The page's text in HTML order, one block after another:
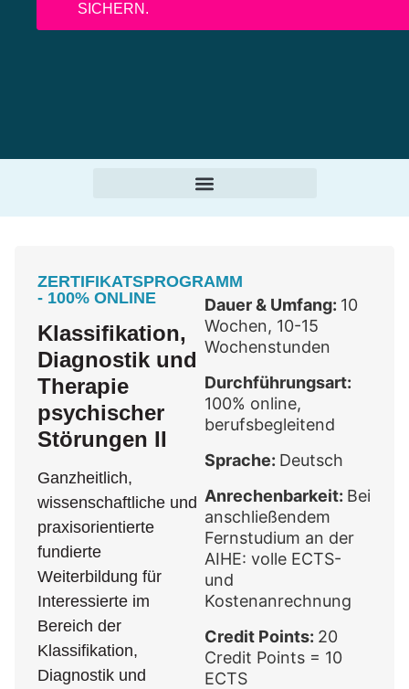
SICHERN.
ZERTIFIKATSPROGRAMM
- 100% ONLINE
Klassifikation,
Diagnostik und
Therapie
psychischer
Störungen II
Ganzheitlich,
wissenschaftliche und
praxisorientierte
fundierte
Weiterbildung für
Interessierte im
Bereich der
Klassifikation,
Diagnostik und
Dauer & Umfang: 10
Wochen, 10-15
Wochenstunden
Durchführungsart:
100% online,
berufsbegleitend
Sprache: Deutsch
Anrechenbarkeit: Bei
anschließendem
Fernstudium an der
AIHE: volle ECTS-
und
Kostenanrechnung
Credit Points: 20
Credit Points = 10
ECTS